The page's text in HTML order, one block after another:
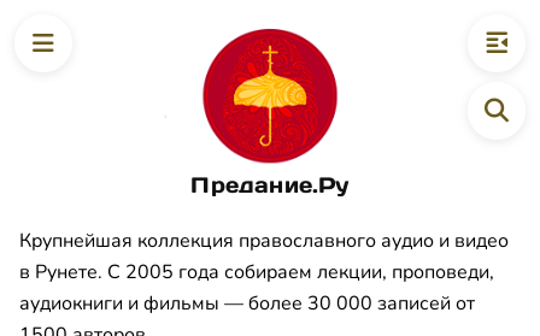
Предание.Ру
Крупнейшая коллекция православного аудио и видео
в Рунете. С 2005 года собираем лекции, проповеди,
аудиокниги и фильмы — более 30 000 записей от